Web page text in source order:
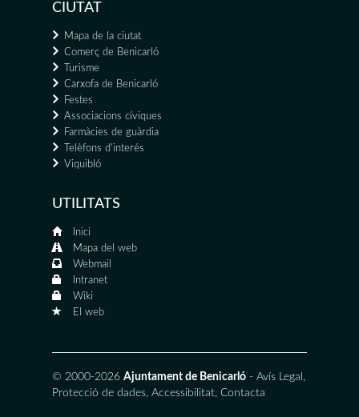
CIUTAT
Mapa de la ciutat
Comerç de Benicarló
Turisme
Carxofa de Benicarló
Festes
Associacions cíviques
Farmàcies de guàrdia
Telèfons d'interés
Viquibló
UTILITATS
Inici
Mapa del web
Webmail
Intranet
Wiki
El web
© 2000-2026 Ajuntament de Benicarló - Avís Legal ,
Protecció de dades, Accessibilitat, Contacta